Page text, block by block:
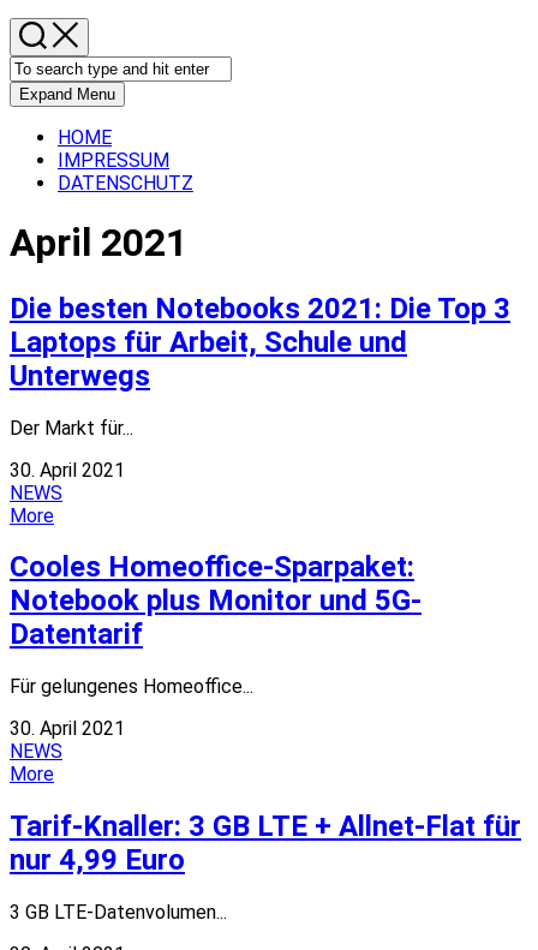
Expand Menu
HOME
IMPRESSUM
DATENSCHUTZ
April 2021
Die besten Notebooks 2021: Die Top 3
Laptops für Arbeit, Schule und
Unterwegs
Der Markt für...
30. April 2021
NEWS
More
Cooles Homeoffice-Sparpaket:
Notebook plus Monitor und 5G-
Datentarif
Für gelungenes Homeoffice...
30. April 2021
NEWS
More
Tarif-Knaller: 3 GB LTE + Allnet-Flat für
nur 4,99 Euro
3 GB LTE-Datenvolumen...